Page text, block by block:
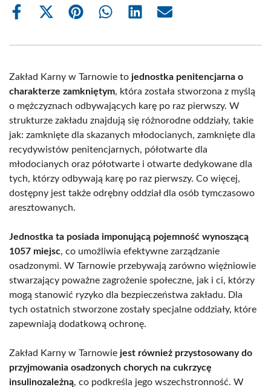
Share
Share
(Twitter)
Share Share Share Share
Zakład Karny w Tarnowie to jednostka penitencjarna o
charakterze zamkniętym, która została stworzona z myślą
o mężczyznach odbywających karę po raz pierwszy. W
strukturze zakładu znajdują się różnorodne oddziały, takie
jak: zamknięte dla skazanych młodocianych, zamknięte dla
recydywistów penitencjarnych, półotwarte dla
młodocianych oraz półotwarte i otwarte dedykowane dla
tych, którzy odbywają karę po raz pierwszy. Co więcej,
dostępny jest także odrębny oddział dla osób tymczasowo
aresztowanych.
Jednostka ta posiada imponującą pojemność wynoszącą
1057 miejsc, co umożliwia efektywne zarządzanie
osadzonymi. W Tarnowie przebywają zarówno więźniowie
stwarzający poważne zagrożenie społeczne, jak i ci, którzy
mogą stanowić ryzyko dla bezpieczeństwa zakładu. Dla
tych ostatnich stworzone zostały specjalne oddziały, które
zapewniają dodatkową ochronę.
Zakład Karny w Tarnowie jest również przystosowany do
przyjmowania osadzonych chorych na cukrzycę
insulinozależną, co podkreśla jego wszechstronność. W